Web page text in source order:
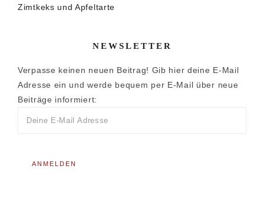
Zimtkeks und Apfeltarte
NEWSLETTER
Verpasse keinen neuen Beitrag! Gib hier deine E-Mail
Adresse ein und werde bequem per E-Mail über neue
Beiträge informiert: